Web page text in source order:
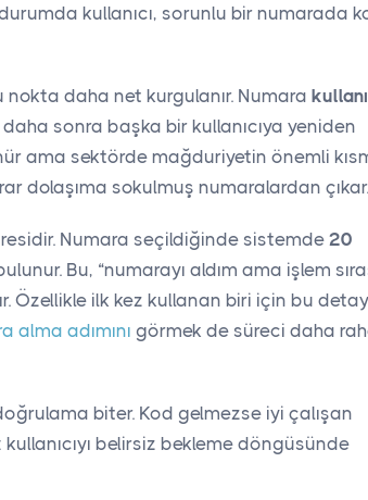
kullanıcı, sorunlu bir numarada
daha net kurgulanır. Numara
daha sonra başka bir kullanıcıya yeniden
ama sektörde mağduriyetin önemli
dolaşıma sokulmuş numaralardan çıkar.
Numara seçildiğinde sistemde 20
Bu, “numarayı aldım ama işlem
Özellikle ilk kez kullanan biri için bu detay
alma adımını görmek de süreci daha
biter. Kod gelmezse iyi çalışan
belirsiz bekleme döngüsünde